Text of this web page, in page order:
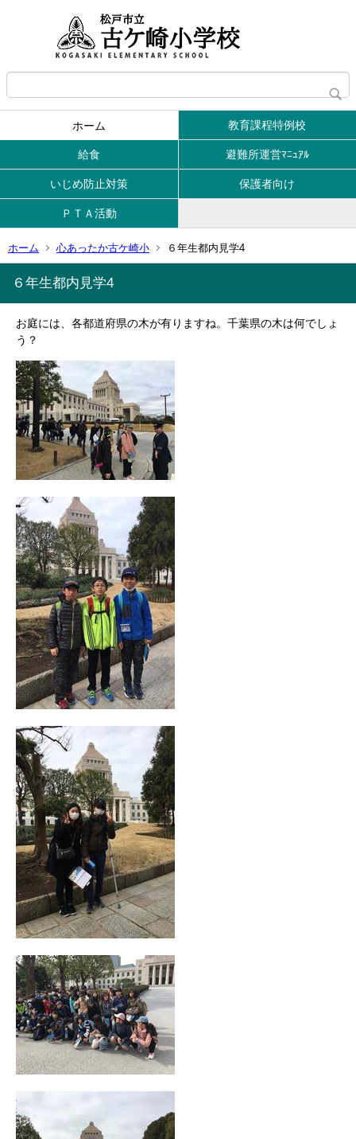
ホーム 教育課程特例校
給食 避難所運営ﾏﾆｭｱﾙ
いじめ防止対策 保護者向け
ＰＴＡ活動
ホーム 心あったか古ケ崎小 ６年生都内見学4
６年生都内見学4
お庭には、各都道府県の木が有りますね。千葉県の木は何でしょ
う？